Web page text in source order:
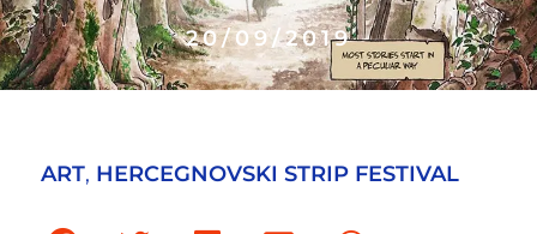
20/09/2019
ART, HERCEGNOVSKI STRIP FESTIVAL